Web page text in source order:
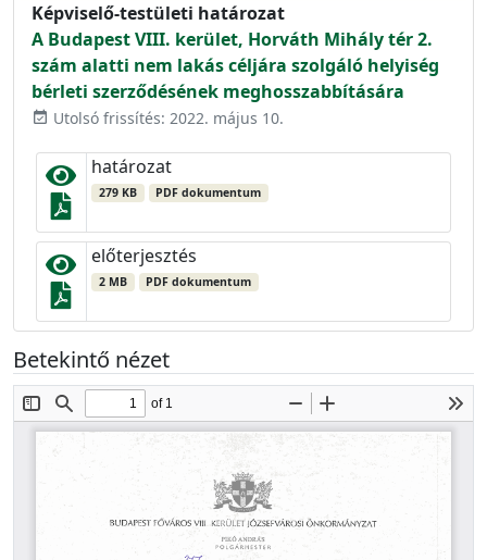
Képviselő-testületi határozat
A Budapest VIII. kerület, Horváth Mihály tér 2.
szám alatti nem lakás céljára szolgáló helyiség
bérleti szerződésének meghosszabbítására
event_available Utolsó frissítés: 2022. május 10.
határozat
279 KB PDF dokumentum
előterjesztés
2 MB PDF dokumentum
Betekintő nézet